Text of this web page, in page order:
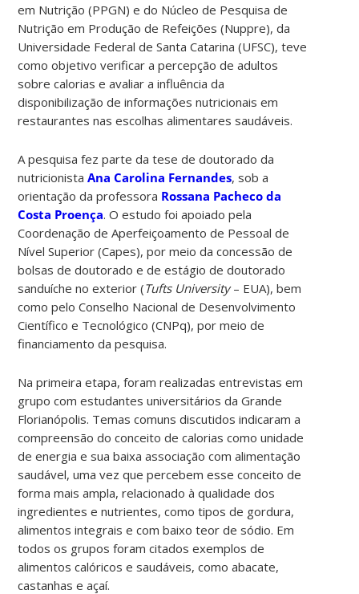
em Nutrição (PPGN) e do Núcleo de Pesquisa de
Nutrição em Produção de Refeições (Nuppre), da
Universidade Federal de Santa Catarina (UFSC), teve
como objetivo verificar a percepção de adultos
sobre calorias e avaliar a influência da
disponibilização de informações nutricionais em
restaurantes nas escolhas alimentares saudáveis.
A pesquisa fez parte da tese de doutorado da
nutricionistaAna Carolina Fernandes, sob a
orientação da professora Rossana Pacheco da
Costa Proença. O estudo foi apoiado pela
Coordenação de Aperfeiçoamento de Pessoal de
Nível Superior (Capes), por meio da concessão de
bolsas de doutorado e de estágio de doutorado
sanduíche no exterior (Tufts University– EUA), bem
como pelo Conselho Nacional de Desenvolvimento
Científico e Tecnológico (CNPq), por meio de
financiamento da pesquisa.
Na primeira etapa, foram realizadas entrevistas em
grupo com estudantes universitários da Grande
Florianópolis. Temas comuns discutidos indicaram a
compreensão do conceito de calorias como unidade
de energia e sua baixa associação com alimentação
saudável, uma vez que percebem esse conceito de
forma mais ampla, relacionado à qualidade dos
ingredientes e nutrientes, como tipos de gordura,
alimentos integrais e com baixo teor de sódio. Em
todos os grupos foram citados exemplos de
alimentos calóricos e saudáveis, como abacate,
castanhas e açaí.